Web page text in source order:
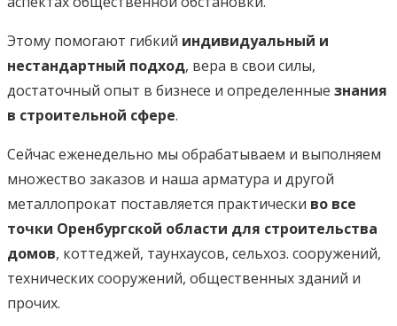
Этому помогают гибкий индивидуальный и
нестандартный подход, вера в свои силы,
достаточный опыт в бизнесе и определенные знания
в строительной сфере.
Сейчас еженедельно мы обрабатываем и выполняем
множество заказов и наша арматура и другой
металлопрокат поставляется практически во все
точки Оренбургской области для строительства
домов, коттеджей, таунхаусов, сельхоз. сооружений,
технических сооружений, общественных зданий и
прочих.